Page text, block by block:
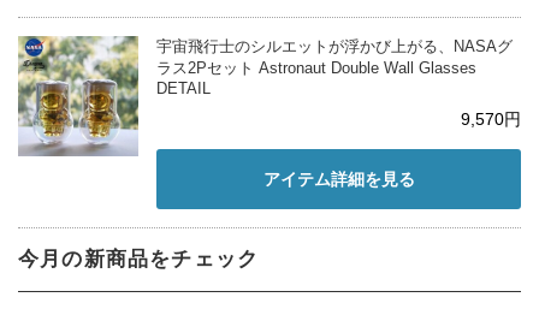
宇宙飛行士のシルエットが浮かび上がる、NASAグ
ラス2Pセット Astronaut Double Wall Glasses
DETAIL
9,570円
アイテム詳細を見る
今月の新商品をチェック